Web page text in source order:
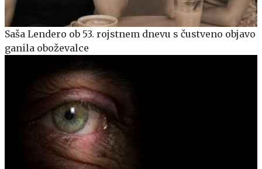
Saša Lendero ob 53. rojstnem dnevu s čustveno objavo
ganila oboževalce